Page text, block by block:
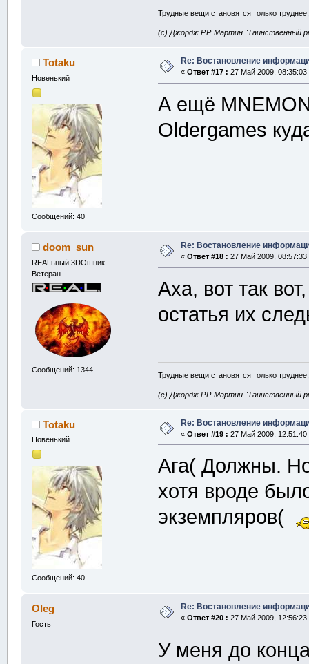
Трудные вещи становятся только
(с) Джордж Р.Р. Мартин "Таинственный
Totaku
Новенький
Сообщений: 40
Re: Востановление
« Ответ #17 : 27 Май 2009, 08:35:03
А ещё
Oldergames
doom_sun
REALьный 3DOшник
Ветеран
Сообщений: 1344
Re: Востановление
« Ответ #18 : 27 Май 2009, 08:57:33
Аха, вот так
остатья их
Трудные вещи становятся только
(с) Джордж Р.Р. Мартин "Таинственный
Totaku
Новенький
Сообщений: 40
Re: Востановление
« Ответ #19 : 27 Май 2009, 12:51:40
Ага( Должны. Но
хотя вроде
экземпляров(
Oleg
Гость
Re: Востановление
« Ответ #20 : 27 Май 2009, 12:56:23
У меня до